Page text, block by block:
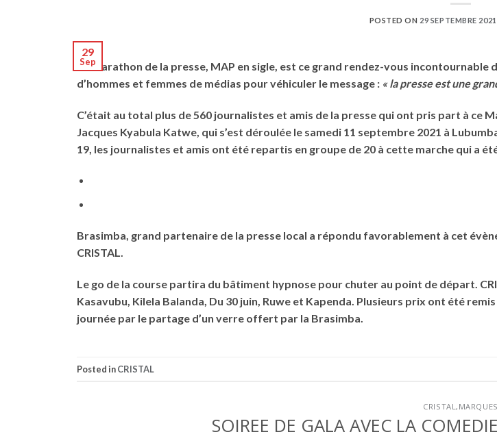
POSTED ON 29 SEPTEMBRE 2021
29
Sep
Le Marathon de la presse, MAP en sigle, est ce grand rendez-vous incontournable
d’hommes et femmes de médias pour véhiculer le message : « la presse est une
C’était au total plus de 560 journalistes et amis de la presse qui ont pris part à ce
Jacques Kyabula Katwe, qui s’est déroulée le samedi 11 septembre 2021 à
19, les journalistes et amis ont été repartis en groupe de 20 à cette marche qui a
Brasimba, grand partenaire de la presse local a répondu favorablement à cet
CRISTAL.
Le go de la course partira du bâtiment hypnose pour chuter au point de départ.
Kasavubu, Kilela Balanda, Du 30 juin, Ruwe et Kapenda. Plusieurs prix ont été
journée par le partage d’un verre offert par la Brasimba.
Posted inCRISTAL
CRISTAL, MARQUES
SOIREE DE GALA AVEC LA